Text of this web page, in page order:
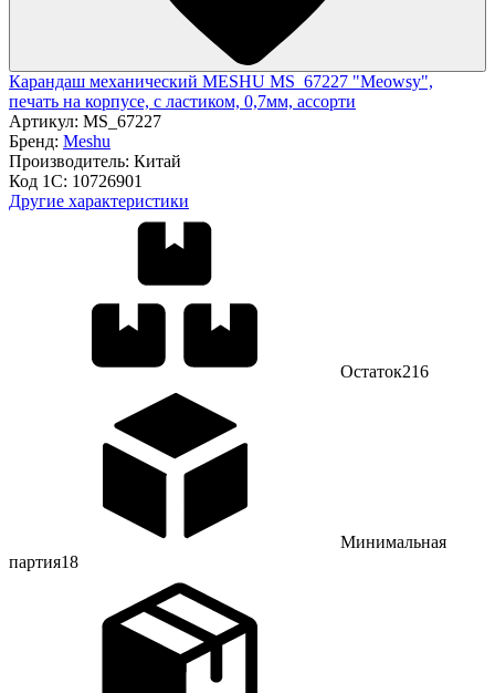
Карандаш механический MESHU MS_67227 "Meowsy",
печать на корпусе, с ластиком, 0,7мм, ассорти
Артикул: MS_67227
Бренд: Meshu
Производитель: Китай
Код 1С: 10726901
Другие характеристики
Остаток216
Минимальная
партия18